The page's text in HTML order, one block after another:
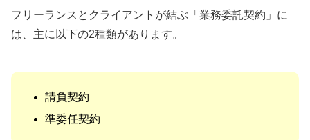
フリーランスとクライアントが結ぶ「業務委託契約」に
は、主に以下の2種類があります。
請負契約
準委任契約